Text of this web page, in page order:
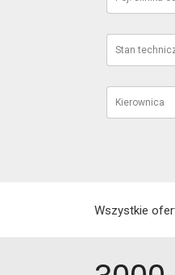
Stan
Kierownica
Wszystkie